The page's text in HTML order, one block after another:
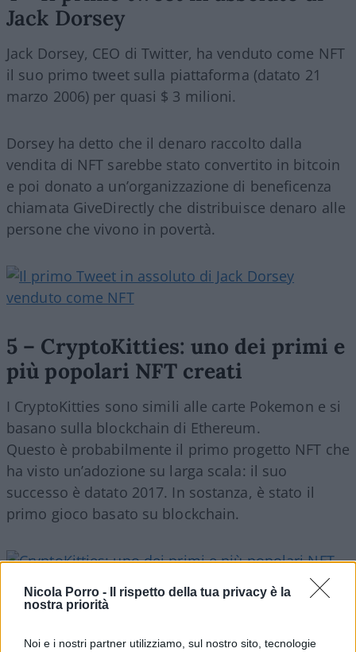
Nicola Porro -
Il rispetto della tua privacy è la
nostra priorità
Noi e i nostri partner utilizziamo, sul nostro sito, tecnologie
Jack Dorsey
Jack Dorsey, CEO di Twitter, ha venduto come NFT
il suo primo tweet sulla piattaforma (datato 21
marzo 2006) per quasi $ 3 milioni.
Dorsey ha detto che il denaro raccolto dalla
vendita di NFT sarebbe stato convertito in bitcoin
e poi donato a un’organizzazione di beneficenza
chiamata GiveDirectly che distribuisce denaro alle
persone che vivono in povertà.
5 – CryptoKitties: uno dei primi e
più popolari NFT creati
I CryptoKitties sono simili alle carte Pokemon e si
basano sulla blockchain di Ethereum.
Questo è probabilmente il primo progetto NFT che
ha visto un’adozione su larga scala: il suo
successo è datato 2017. In sostanza, è stato il
primo gioco basato su blockchain.